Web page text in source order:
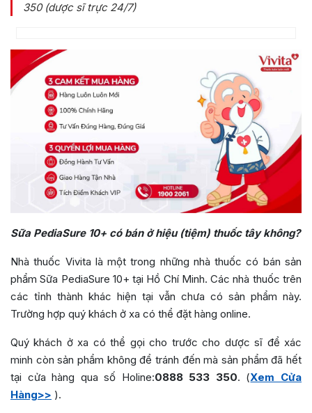
350 (dược sĩ trực 24/7)
Sữa PediaSure 10+ có bán ở hiệu (tiệm) thuốc tây không?
Nhà thuốc Vivita là một trong những nhà thuốc có bán sản
phẩm Sữa PediaSure 10+ tại Hồ Chí Minh. Các nhà thuốc trên
các tỉnh thành khác hiện tại vẫn chưa có sản phẩm này.
Trường hợp quý khách ở xa có thể đặt hàng online.
Quý khách ở xa có thể gọi cho trước cho dược sĩ để xác
minh còn sản phẩm không để tránh đến mà sản phẩm đã hết
tại cửa hàng qua số Holine:0888 533 350. (Xem Cửa
Hàng>> ).